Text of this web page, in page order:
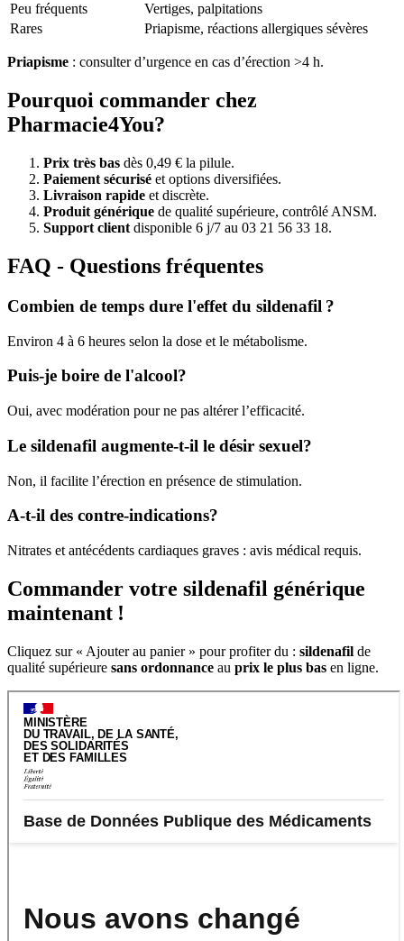
Peu fréquents
Vertiges, palpitations
Rares
Priapisme, réactions allergiques sévères
Priapisme : consulter d’urgence en cas d’érection >4 h.
Pourquoi commander chez
Pharmacie4You?
Prix très bas dès 0,49 € la pilule.
Paiement sécurisé et options diversifiées.
Livraison rapide et discrète.
Produit générique de qualité supérieure, contrôlé ANSM.
Support client disponible 6 j/7 au 03 21 56 33 18.
FAQ - Questions fréquentes
Combien de temps dure l'effet du sildenafil ?
Environ 4 à 6 heures selon la dose et le métabolisme.
Puis-je boire de l'alcool?
Oui, avec modération pour ne pas altérer l’efficacité.
Le sildenafil augmente-t-il le désir sexuel?
Non, il facilite l’érection en présence de stimulation.
A-t-il des contre-indications?
Nitrates et antécédents cardiaques graves : avis médical requis.
Commander votre sildenafil générique
maintenant !
Cliquez sur « Ajouter au panier » pour profiter du : sildenafil de
qualité supérieure sans ordonnance au prix le plus bas en ligne.